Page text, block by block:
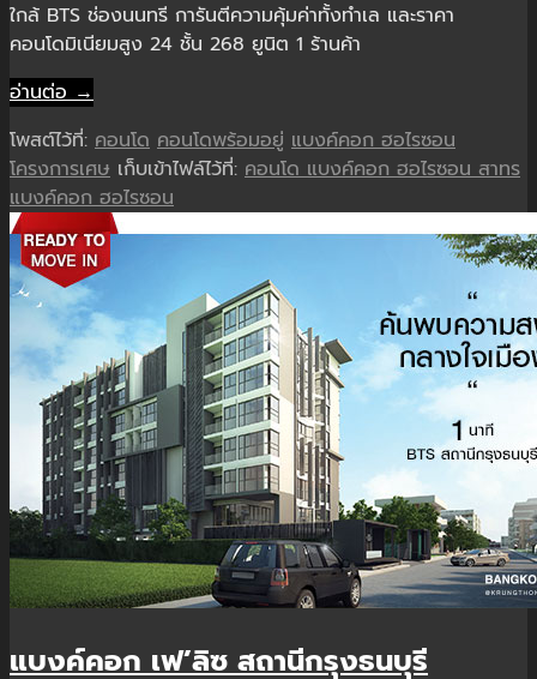
ใกล้ BTS ช่องนนทรี การันตีความคุ้มค่าทั้งทำเล และราคา
คอนโดมิเนียมสูง 24 ชั้น 268 ยูนิต 1 ร้านค้า
อ่านต่อ →
โพสต์ไว้ที่: คอนโด คอนโดพร้อมอยู่ แบงค์คอก ฮอไรซอน
โครงการเศษ เก็บเข้าไฟล์ไว้ที่: คอนโด แบงค์คอก ฮอไรซอน สาทร
แบงค์คอก ฮอไรซอน
แบงค์คอก เฟ’ลิซ สถานีกรุงธนบุรี